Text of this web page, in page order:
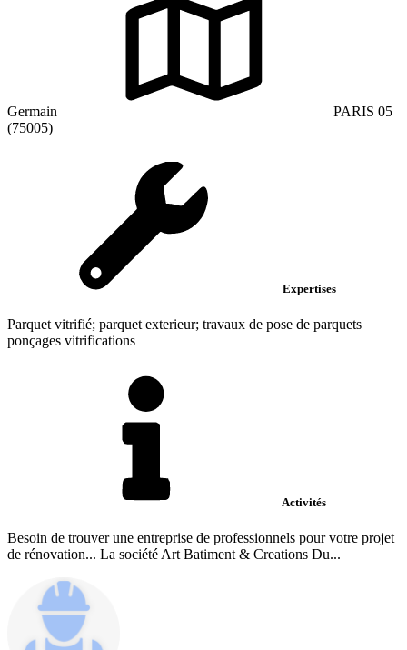
Germain
PARIS 05
(75005)
Expertises
Parquet vitrifié; parquet exterieur; travaux de pose de parquets
ponçages vitrifications
Activités
Besoin de trouver une entreprise de professionnels pour votre projet
de rénovation... La société Art Batiment & Creations Du...